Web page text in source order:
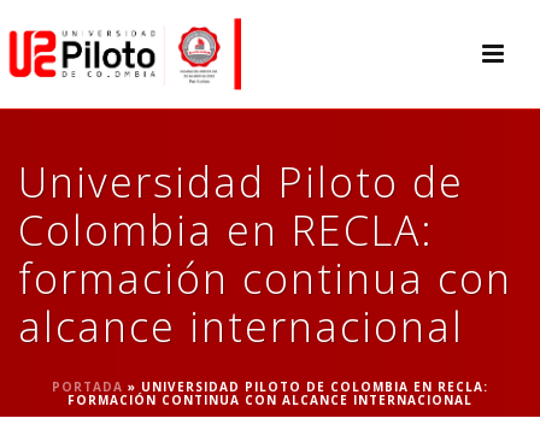
Universidad Piloto de
Colombia en RECLA:
formación continua con
alcance internacional
PORTADA » UNIVERSIDAD PILOTO DE COLOMBIA EN RECLA:
FORMACIÓN CONTINUA CON ALCANCE INTERNACIONAL